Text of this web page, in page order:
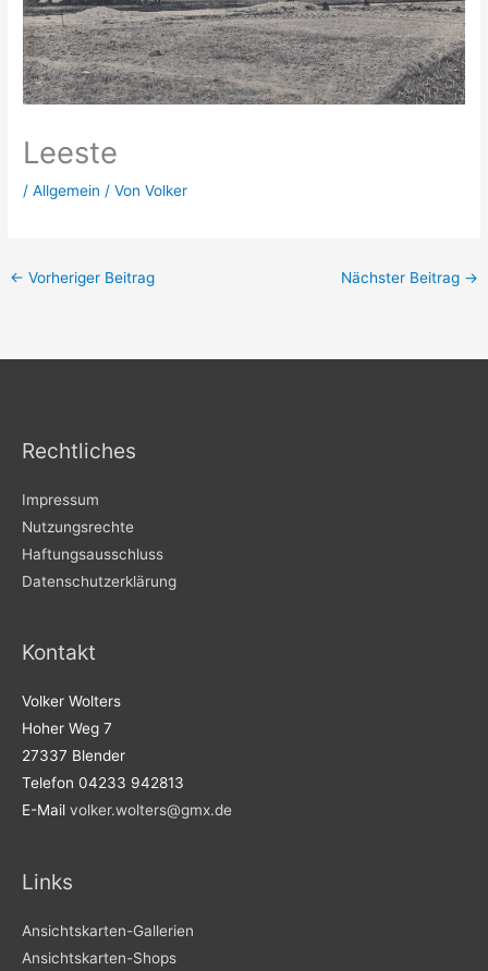
Leeste
/Allgemein / VonVolker
← Vorheriger Beitrag Nächster Beitrag →
Rechtliches
Impressum
Nutzungsrechte
Haftungsausschluss
Datenschutzerklärung
Kontakt
Volker Wolters
Hoher Weg 7
27337 Blender
Telefon 04233 942813
E-Mail volker.wolters@gmx.de
Links
Ansichtskarten-Gallerien
Ansichtskarten-Shops